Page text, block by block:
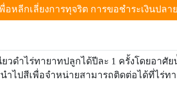
หลีกเลี่ยงการทุจริต การขอชำระเงินปล
ดำไร่ทายาทปลูกได้ปีละ 1 ครั้งโดยอาศัย
ไปสีเพื่อจำหน่ายสามารถติดต่อได้ที่ไร่ท